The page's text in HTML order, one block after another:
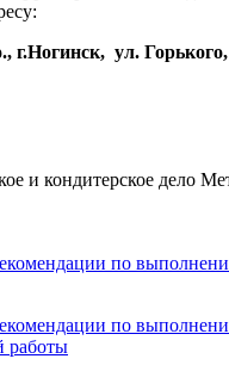
г.Ногинск, ул.
и кондитерское дело
по
по
работы